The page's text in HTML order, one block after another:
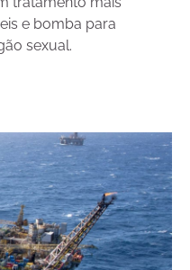
e bomba para
sexual.